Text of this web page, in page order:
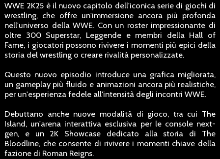
WWE 2K25 è il nuovo capitolo dell'iconica serie di giochi di
wrestling, che offre un'immersione ancora più profonda
nell'universo della WWE. Con un roster impressionante di
oltre 300 Superstar, Leggende e membri della Hall of
Fame, i giocatori possono rivivere i momenti più epici della
storia del wrestling o creare rivalità personalizzate.
Questo nuovo episodio introduce una grafica migliorata,
un gameplay più fluido e animazioni ancora più realistiche,
per un'esperienza fedele all'intensità degli incontri WWE.
Debuttano anche nuove modalità di gioco, tra cui The
Island, un'arena interattiva esclusiva per le console next-
gen, e un 2K Showcase dedicato alla storia di The
Bloodline, che consente di rivivere i momenti chiave della
fazione di Roman Reigns.